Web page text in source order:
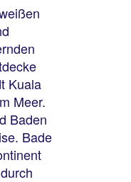
Kuala
Meer.
Baden
Bade